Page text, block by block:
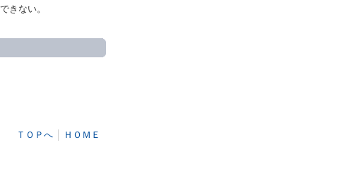
きない。
ＴＯＰへ│ ＨＯＭＥ